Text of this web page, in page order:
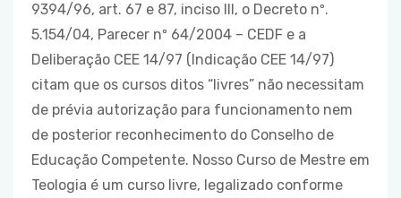
9394/96, art. 67 e 87, inciso III, o Decreto nº.
5.154/04, Parecer nº 64/2004 – CEDF e a
Deliberação CEE 14/97 (Indicação CEE 14/97)
citam que os cursos ditos “livres” não necessitam
de prévia autorização para funcionamento nem
de posterior reconhecimento do Conselho de
Educação Competente. Nosso Curso de Mestre em
Teologia é um curso livre, legalizado conforme